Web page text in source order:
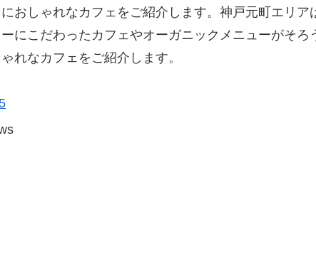
おしゃれなカフェをご紹介します。神戸元町エリ
にこだわったカフェやオーガニックメニューがそ
れなカフェをご紹介します。